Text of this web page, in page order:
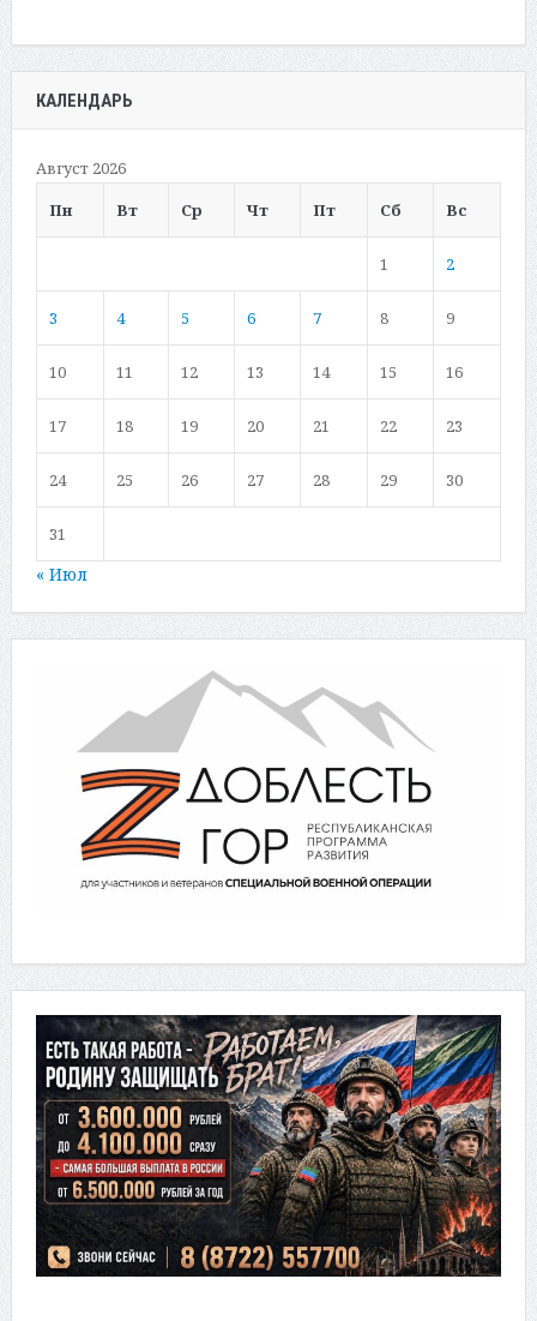
КАЛЕНДАРЬ
Август 2026
Пн
Вт Ср Чт Пт Сб Вс
1 2
3 4 5 6 7 8 9
10 11 12 13 14 15 16
17 18 19 20 21 22 23
24 25 26 27 28 29 30
31
« Июл